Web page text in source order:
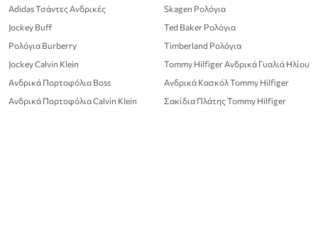
Adidas Τσάντες Ανδρικές
Jockey Buff
Ρολόγια Burberry
Jockey Calvin Klein
Ανδρικά Πορτοφόλια Boss
Ανδρικά Πορτοφόλια Calvin Klein
Skagen Ρολόγια
Ted Baker Ρολόγια
Timberland Ρολόγια
Tommy Hilfiger Ανδρικά Γυαλιά Ηλίου
Ανδρικά Κασκόλ Tommy Hilfiger
Σακίδια Πλάτης Tommy Hilfiger